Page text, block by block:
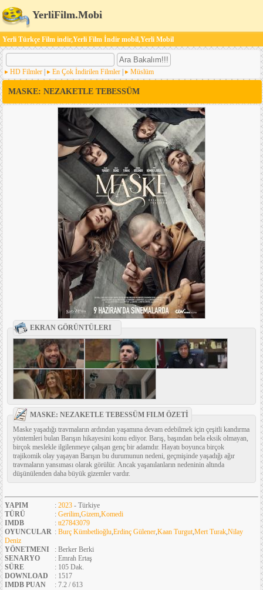
YerliFilm.Mobi
Yerli Türkçe Film indir,Yerli Film İndir mobil,Yerli Mobil
HD Filmler En Çok İndirilen Filmler Müslüm
MASKE: NEZAKETLE TEBESSÜM
EKRAN GÖRÜNTÜLERI
MASKE: NEZAKETLE TEBESSÜM FILM ÖZETİ
Maske yaşadığı travmaların ardından yaşamına devam edebilmek için çeşitli kandırma
yöntemleri bulan Barışın hikayesini konu ediyor. Barış, başından bela eksik olmayan,
birçok meslekle ilgilenmeye çalışan genç bir adamdır. Hayatı boyunca birçok
trajikomik olay yaşayan Barışın bu durumunun nedeni, geçmişinde yaşadığı ağır
travmaların yansıması olarak görülür. Ancak yaşanılanların nedeninin altında
düşünülenden daha büyük gizemler vardır.
YAPIM : 2023 - Türkiye
TÜRÜ
: Gerilim,Gizem,Komedi
IMDB
: tt27843079
OYUNCULAR : Burç Kümbetlioğlu,Erdinç Gülener,Kaan Turgut,Mert Turak,Nilay
Deniz
YÖNETMENI
: Berker Berki
SENARYO
: Emrah Ertaş
SÜRE
: 105 Dak.
DOWNLOAD
: 1517
IMDB PUAN
: 7.2 / 613